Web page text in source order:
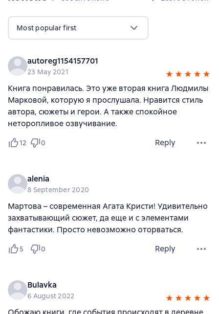
Most popular first
autoreg1154157701
23 May 2021
Книга понравилась. Это уже вторая книга Людмилы
Марковой, которую я прослушала. Нравится стиль
автора, сюжеты и герои. А также спокойное
неторопливое озвучивание.
12 0 Reply
alenia
8 September 2020
Мартова – современная Агата Кристи! Удивительно
захватывающий сюжет, да еще и с элементами
фантастики. Просто невозможно оторваться.
5 0 Reply
Bulavka
6 August 2022